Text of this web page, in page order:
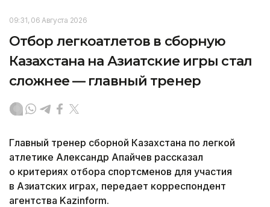
09:31, 06 Августа 2026
Отбор легкоатлетов в сборную
Казахстана на Азиатские игры стал
сложнее — главный тренер
Главный тренер сборной Казахстана по легкой
атлетике Александр Апайчев рассказал
о критериях отбора спортсменов для участия
в Азиатских играх, передает корреспондент
агентства Kazinform.